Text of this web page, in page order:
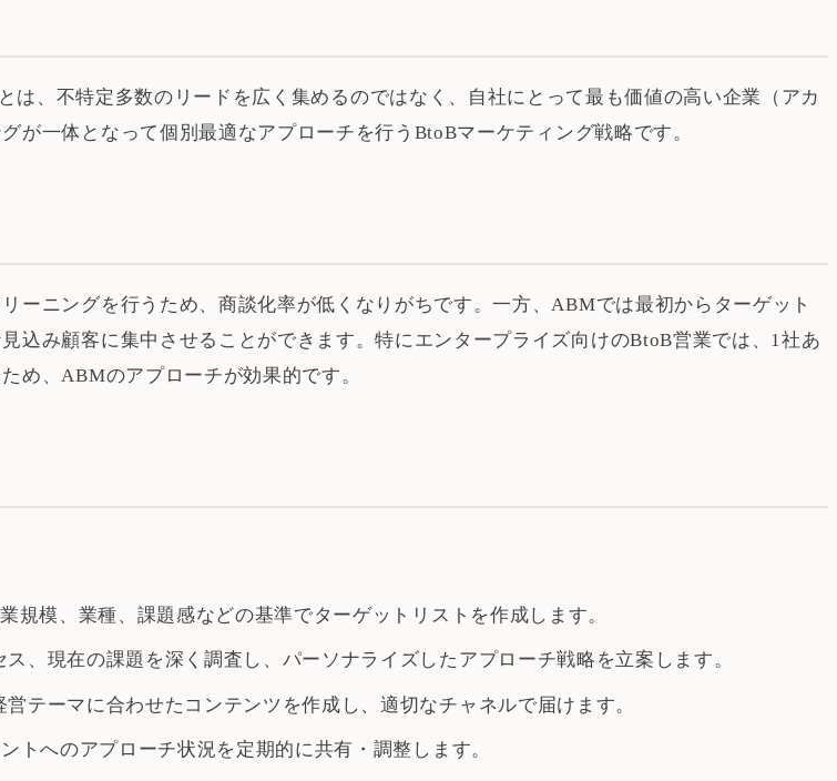
、不特定多数のリードを広く集めるのではなく、自社にとって最も価値の高い企業（アカ
一体となって個別最適なアプローチを行うBtoBマーケティング戦略です。
ーニングを行うため、商談化率が低くなりがちです。一方、ABMでは最初からターゲット
込み顧客に集中させることができます。特にエンタープライズ向けのBtoB営業では、1社あ
め、ABMのアプローチが効果的です。
規模、業種、課題感などの基準でターゲットリストを作成します。
、現在の課題を深く調査し、パーソナライズしたアプローチ戦略を立案します。
テーマに合わせたコンテンツを作成し、適切なチャネルで届けます。
トへのアプローチ状況を定期的に共有・調整します。